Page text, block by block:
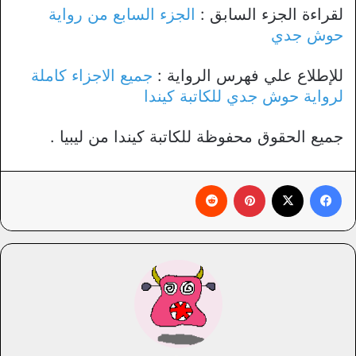
لقراءة الجزء السابق : الجزء السابع من رواية
حوش جدي
للإطلاع علي فهرس الرواية : جميع الاجزاء كاملة
لرواية حوش جدي للكاتبة كيندا
جميع الحقوق محفوظة للكاتبة كيندا من ليبيا .